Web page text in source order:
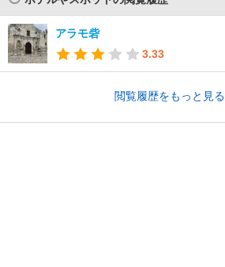
アラモ砦
3.33
閲覧履歴をもっと見る